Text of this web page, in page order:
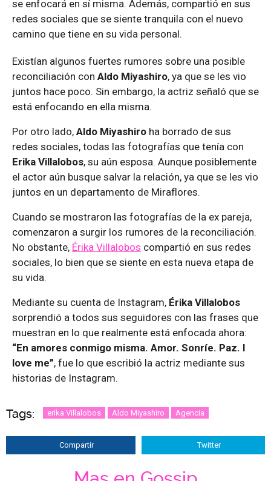
se enfocará en sí misma. Además, compartió en sus
redes sociales que se siente tranquila con el nuevo
camino que tiene en su vida personal.
Existían algunos fuertes rumores sobre una posible
reconciliación con Aldo Miyashiro, ya que se les vio
juntos hace poco. Sin embargo, la actriz señaló que se
está enfocando en ella misma.
Por otro lado, Aldo Miyashiro ha borrado de sus
redes sociales, todas las fotografías que tenía con
Erika Villalobos, su aún esposa. Aunque posiblemente
el actor aún busque salvar la relación, ya que se les vio
juntos en un departamento de Miraflores.
Cuando se mostraron las fotografías de la ex pareja,
comenzaron a surgir los rumores de la reconciliación.
No obstante, Érika Villalobos compartió en sus redes
sociales, lo bien que se siente en esta nueva etapa de
su vida.
Mediante su cuenta de Instagram, Érika Villalobos
sorprendió a todos sus seguidores con las frases que
muestran en lo que realmente está enfocada ahora:
“En amores conmigo misma. Amor. Sonríe. Paz. I
love me”, fue lo que escribió la actriz mediante sus
historias de Instagram.
Tags: erika Villalobos Aldo Miyashiro Agencia
Compartir Twitter